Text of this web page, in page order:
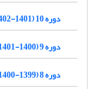
دوره 10 (1401-1402)
دوره 9 (1400-1401)
دوره 8 (1399-1400)